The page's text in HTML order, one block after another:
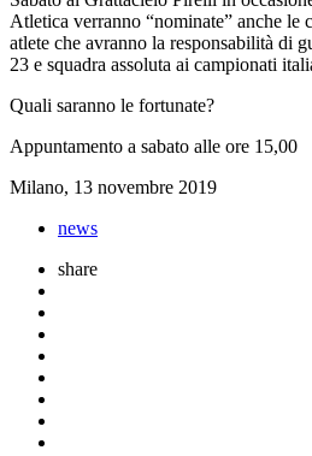
Atletica verranno “nominate” anche le
atlete che avranno la responsabilità di
23 e squadra assoluta ai campionati
Quali saranno le fortunate?
Appuntamento a sabato alle ore 15,00
Milano, 13 novembre 2019
news
share